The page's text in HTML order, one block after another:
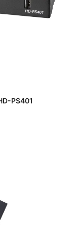
PS401